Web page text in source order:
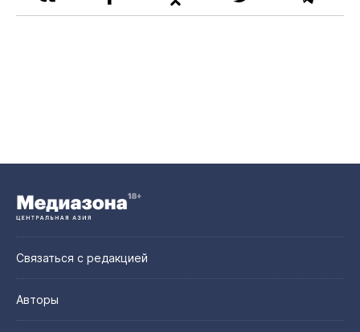
Связаться с редакцией
Авторы